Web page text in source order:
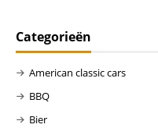
Categorieën
American classic cars
BBQ
Bier